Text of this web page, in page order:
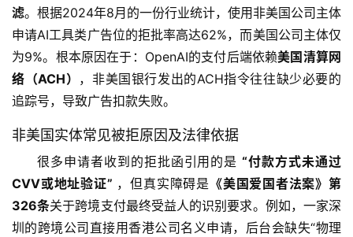
滤。根据2024年8月的一份行业统计，使用非美国公司主体
申请AI工具类广告位的拒批率高达62%，而美国公司主体仅
为9%。根本原因在于：OpenAI的支付后端依赖美国清算网
络（ACH） ，非美国银行发出的ACH指令往往缺少必要的
追踪号，导致广告扣款失败。
非美国实体常见被拒原因及法律依据
很多申请者收到的拒批函引用的是 “付款方式未通过
CVV或地址验证” ，但真实障碍是 《美国爱国者法案》第
326条关于跨境支付最终受益人的识别要求。例如，一家深
圳的跨境公司直接用香港公司名义申请，后台会缺失“物理